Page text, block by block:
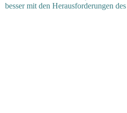
besser mit den Herausforderungen